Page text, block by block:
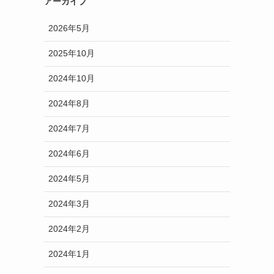
2026年5月
2025年10月
2024年10月
2024年8月
2024年7月
2024年6月
2024年5月
2024年3月
2024年2月
2024年1月